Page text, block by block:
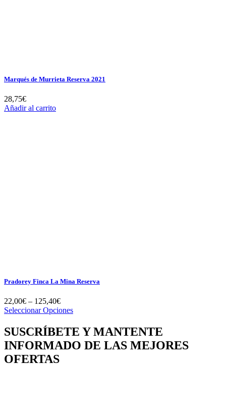
Marqués de Murrieta Reserva 2021
28,75€
Añadir al carrito
Pradorey Finca La Mina Reserva
22,00€ – 125,40€
Seleccionar Opciones
SUSCRÍBETE Y MANTENTE
INFORMADO DE LAS MEJORES
OFERTAS